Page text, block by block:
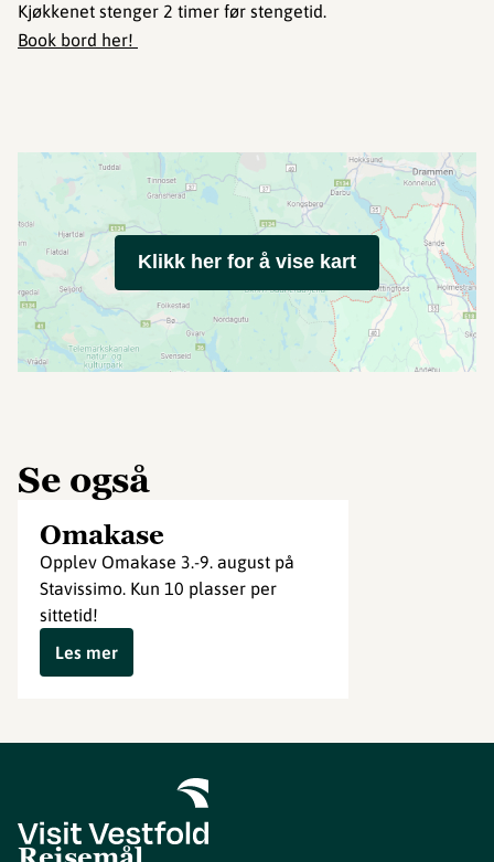
Kjøkkenet stenger 2 timer før stengetid.
Book bord her!
Klikk her for å vise kart
Se også
Omakase
Opplev Omakase 3.-9. august på
Stavissimo. Kun 10 plasser per
sittetid!
Les mer